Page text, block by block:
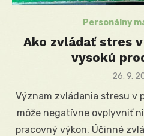
Personálny
Ako zvládať stres
vysokú
Posted
26. 9.
Význam zvládania stresu v
môže negatívne ovplyvniť
pracovný výkon. Účinné